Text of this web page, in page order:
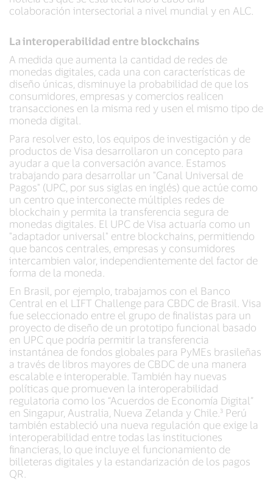
colaboración intersectorial a nivel mundial y en ALC.
La interoperabilidad entre blockchains
A medida que aumenta la cantidad de redes de
monedas digitales, cada una con características de
diseño únicas, disminuye la probabilidad de que los
consumidores, empresas y comercios realicen
transacciones en la misma red y usen el mismo tipo de
moneda digital.
Para resolver esto, los equipos de investigación y de
productos de Visa desarrollaron un concepto para
ayudar a que la conversación avance. Estamos
trabajando para desarrollar un "Canal Universal de
Pagos" (UPC, por sus siglas en inglés) que actúe como
un centro que interconecte múltiples redes de
blockchain y permita la transferencia segura de
monedas digitales. El UPC de Visa actuaría como un
"adaptador universal" entre blockchains, permitiendo
que bancos centrales, empresas y consumidores
intercambien valor, independientemente del factor de
forma de la moneda.
En Brasil, por ejemplo, trabajamos con el Banco
Central en el LIFT Challenge para CBDC de Brasil. Visa
fue seleccionado entre el grupo de finalistas para un
proyecto de diseño de un prototipo funcional basado
en UPC que podría permitir la transferencia
instantánea de fondos globales para PyMEs brasileñas
a través de libros mayores de CBDC de una manera
escalable e interoperable. También hay nuevas
políticas que promueven la interoperabilidad
regulatoria como los “Acuerdos de Economía Digital”
en Singapur, Australia, Nueva Zelanda y Chile.³ Perú
también estableció una nueva regulación que exige la
interoperabilidad entre todas las instituciones
financieras, lo que incluye el funcionamiento de
billeteras digitales y la estandarización de los pagos
QR.